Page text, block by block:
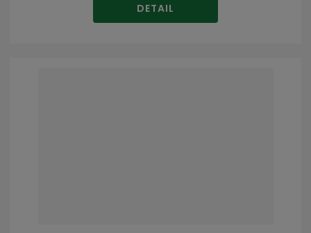
DETAIL